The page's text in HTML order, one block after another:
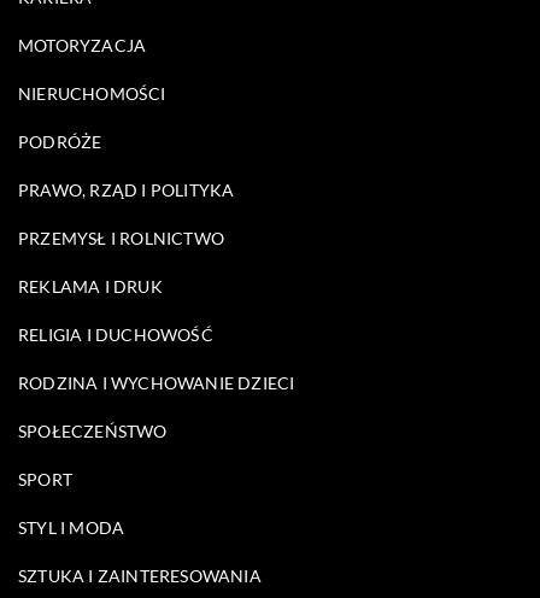
MOTORYZACJA
NIERUCHOMOŚCI
PODRÓŻE
PRAWO, RZĄD I POLITYKA
PRZEMYSŁ I ROLNICTWO
REKLAMA I DRUK
RELIGIA I DUCHOWOŚĆ
RODZINA I WYCHOWANIE DZIECI
SPOŁECZEŃSTWO
SPORT
STYL I MODA
SZTUKA I ZAINTERESOWANIA